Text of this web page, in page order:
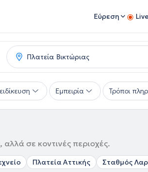
Εύρεση
Εμπειρία Τρόποι
σε κοντινές περιοχές.
Πλατεία Αττικής Σταθμός